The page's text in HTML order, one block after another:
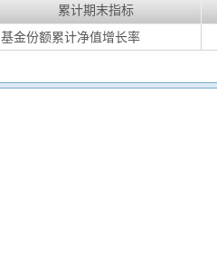
累计期末指标
基金份额累计净值增长率